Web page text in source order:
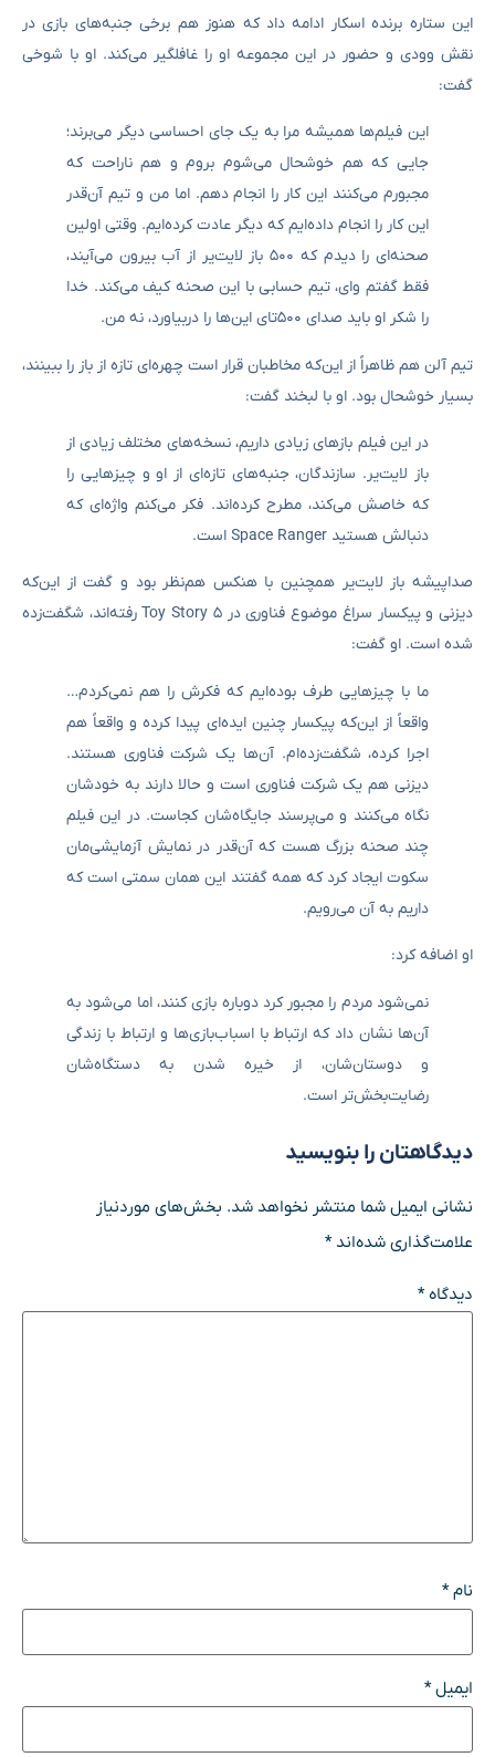
این ستاره برنده اسکار ادامه داد که هنوز هم برخی جنبه‌های بازی در
نقش وودی و حضور در این مجموعه او را غافلگیر می‌کند. او با شوخی
گفت:
این فیلم‌ها همیشه مرا به یک جای احساسی دیگر می‌برند؛
جایی که هم خوشحال می‌شوم بروم و هم ناراحت که
مجبورم می‌کنند این کار را انجام دهم. اما من و تیم آن‌قدر
این کار را انجام داده‌ایم که دیگر عادت کرده‌ایم. وقتی اولین
صحنه‌ای را دیدم که ۵۰۰ باز لایت‌یر از آب بیرون می‌آیند،
فقط گفتم وای، تیم حسابی با این صحنه کیف می‌کند. خدا
را شکر او باید صدای ۵۰۰تای این‌ها را دربیاورد، نه من.
تیم آلن هم ظاهراً از این‌که مخاطبان قرار است چهره‌ای تازه از باز را ببینند،
بسیار خوشحال بود. او با لبخند گفت:
در این فیلم بازهای زیادی داریم، نسخه‌های مختلف زیادی از
باز لایت‌یر. سازندگان، جنبه‌های تازه‌ای از او و چیزهایی را
که خاصش می‌کند، مطرح کرده‌اند. فکر می‌کنم واژه‌ای که
دنبالش هستید Space Ranger است.
صداپیشه باز لایت‌یر همچنین با هنکس هم‌نظر بود و گفت از این‌که
دیزنی و پیکسار سراغ موضوع فناوری در Toy Story 5 رفته‌اند، شگفت‌زده
شده است. او گفت:
ما با چیزهایی طرف بوده‌ایم که فکرش را هم نمی‌کردم…
واقعاً از این‌که پیکسار چنین ایده‌ای پیدا کرده و واقعاً هم
اجرا کرده، شگفت‌زده‌ام. آن‌ها یک شرکت فناوری هستند.
دیزنی هم یک شرکت فناوری است و حالا دارند به خودشان
نگاه می‌کنند و می‌پرسند جایگاه‌شان کجاست. در این فیلم
چند صحنه بزرگ هست که آن‌قدر در نمایش آزمایشی‌مان
سکوت ایجاد کرد که همه گفتند این همان سمتی است که
داریم به آن می‌رویم.
او اضافه کرد:
نمی‌شود مردم را مجبور کرد دوباره بازی کنند، اما می‌شود به
آن‌ها نشان داد که ارتباط با اسباب‌بازی‌ها و ارتباط با زندگی
و دوستان‌شان، از خیره شدن به دستگاه‌شان
رضایت‌بخش‌تر است.
دیدگاهتان را بنویسید
نشانی ایمیل شما منتشر نخواهد شد. بخش‌های موردنیاز
علامت‌گذاری شده‌اند*
دیدگاه*
نام*
ایمیل*